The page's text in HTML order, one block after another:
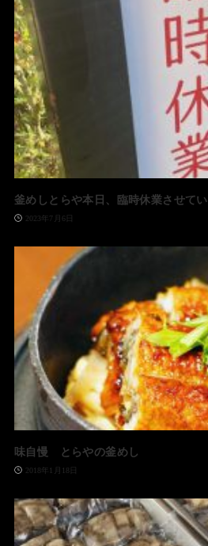
釜めしとらや本日、臨時休業させてい
2023年7月6日
味自慢 とらやの釜めし
2018年1月18日